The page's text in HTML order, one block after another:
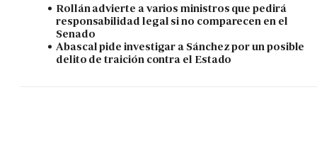
Rollán advierte a varios ministros que pedirá
responsabilidad legal si no comparecen en el
Senado
Abascal pide investigar a Sánchez por un posible
delito de traición contra el Estado